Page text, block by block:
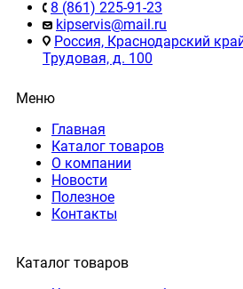
8 (861) 225-91-23
kipservis@mail.ru
Россия, Краснодарский
Трудовая, д. 100
Меню
Главная
Каталог товаров
О компании
Новости
Полезное
Контакты
Каталог товаров